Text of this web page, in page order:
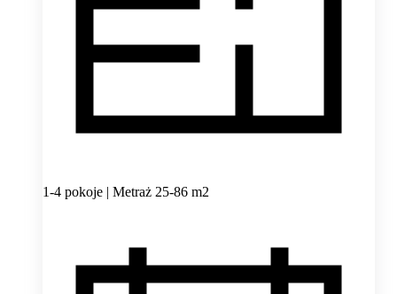
1-4 pokoje | Metraż 25-86 m2